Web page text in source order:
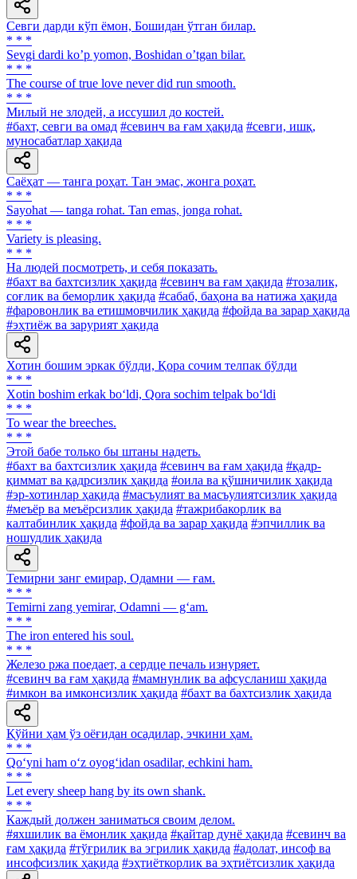
Севги дарди кўп ёмон, Бошидан ўтган билар.
* * *
Sevgi dardi koʼp yomon, Boshidan oʼtgan bilar.
* * *
The course of true love never did run smooth.
* * *
Милый не злодей, а иссушил до костей.
#бахт, севги ва омад #севинч ва ғам ҳақида #севги, ишқ,
муносабатлар ҳақида
Саёҳат — танга роҳат. Тан эмас, жонга роҳат.
* * *
Sayohat — tanga rohat. Tan emas, jonga rohat.
* * *
Variety is pleasing.
* * *
Ha людей посмотреть, и себя показать.
#бахт ва бахтсизлик ҳақида #севинч ва ғам ҳақида #тозалик,
соғлик ва беморлик ҳақида #сабаб, баҳона ва натижа ҳақида
#фаровонлик ва етишмовчилик ҳақида #фойда ва зарар ҳақида
#эҳтиёж ва зарурият ҳақида
Хотин бошим эркак бўлди, Қора сочим телпак бўлди
* * *
Xotin boshim erkak bo‘ldi, Qora sochim telpak bo‘ldi
* * *
To wear the breeches.
* * *
Этой бабе только бы штаны надеть.
#бахт ва бахтсизлик ҳақида #севинч ва ғам ҳақида #қадр-
қиммат ва қадрсизлик ҳақида #оила ва қўшничилик ҳақида
#эр-хотинлар ҳақида #масъулият ва масъулиятсизлик ҳақида
#меъёр ва меъёрсизлик ҳақида #тажрибакорлик ва
калтабинлик ҳақида #фойда ва зарар ҳақида #эпчиллик ва
ношудлик ҳақида
Темирни занг емирар, Одамни — ғам.
* * *
Temirni zang yemirar, Odamni — g‘am.
* * *
The iron entered his soul.
* * *
Железо ржа поедает, а сердце печаль изнуряет.
#севинч ва ғам ҳақида #мамнунлик ва афсусланиш ҳақида
#имкон ва имконсизлик ҳақида #бахт ва бахтсизлик ҳақида
Қўйни ҳам ўз оёғидан осадилар, эчкини ҳам.
* * *
Qo‘yni ham o‘z oyog‘idan osadilar, echkini ham.
* * *
Let every sheep hang by its own shank.
* * *
Каждый должен заниматься своим делом.
#яхшилик ва ёмонлик ҳақида #қайтар дунё ҳақида #севинч ва
ғам ҳақида #тўғрилик ва эгрилик ҳақида #адолат, инсоф ва
инсофсизлик ҳақида #эҳтиёткорлик ва эҳтиётсизлик ҳақида